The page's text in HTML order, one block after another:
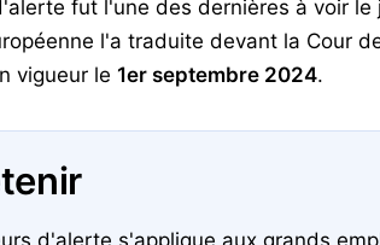
fut l'une des dernières à voir
l'a traduite devant la Cour
vigueur le 1er septembre 2024.
d'alerte s'applique aux grands